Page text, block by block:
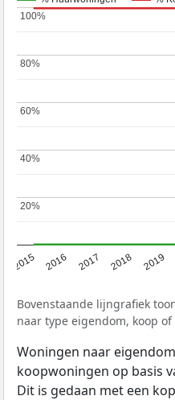
2015 2016 2017 2018 2019
20%
20%
40%
40%
60%
60%
80%
80%
100%
100%
Bovenstaande lijngrafiek
naar type eigendom, koop
Woningen naar
koopwoningen op basis
Dit is gedaan met een